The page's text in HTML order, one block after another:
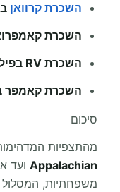
השכרת קרוואן
השכרת
השכרת RV בפילדלפיה
השכרת קאמפר
סיכום
מהתצפיות
Appalachian ועד
משפחתיות,